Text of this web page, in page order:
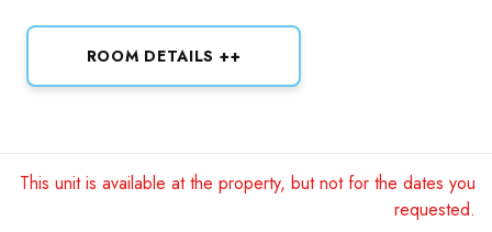
ROOM DETAILS ++
This unit is available at the property, but not for the dates you
requested.